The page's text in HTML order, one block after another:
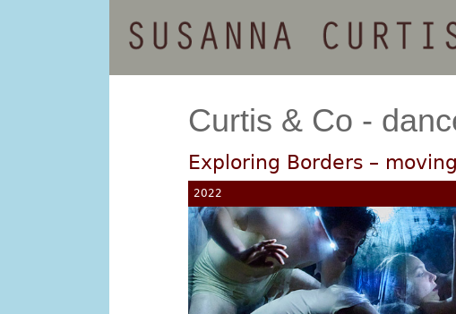
Curtis & Co -
Exploring Borders –
2022